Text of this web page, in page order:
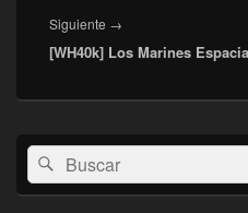
Siguiente →
siguiente:
[WH40k] Los Marines
área
de
widget
Buscar
por:
Buscar